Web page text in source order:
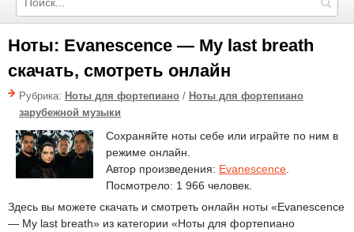
Ноты: Evanescence — My last breath
скачать, смотреть онлайн
Рубрика: Ноты для фортепиано / Ноты для фортепиано
зарубежной музыки
Сохраняйте ноты себе или играйте по ним в
режиме онлайн.
Автор произведения: Evanescence
Посмотрело: 1 966 человек.
Здесь вы можете скачать и смотреть онлайн ноты «Evanescence
— My last breath» из категории «Ноты для фортепиано